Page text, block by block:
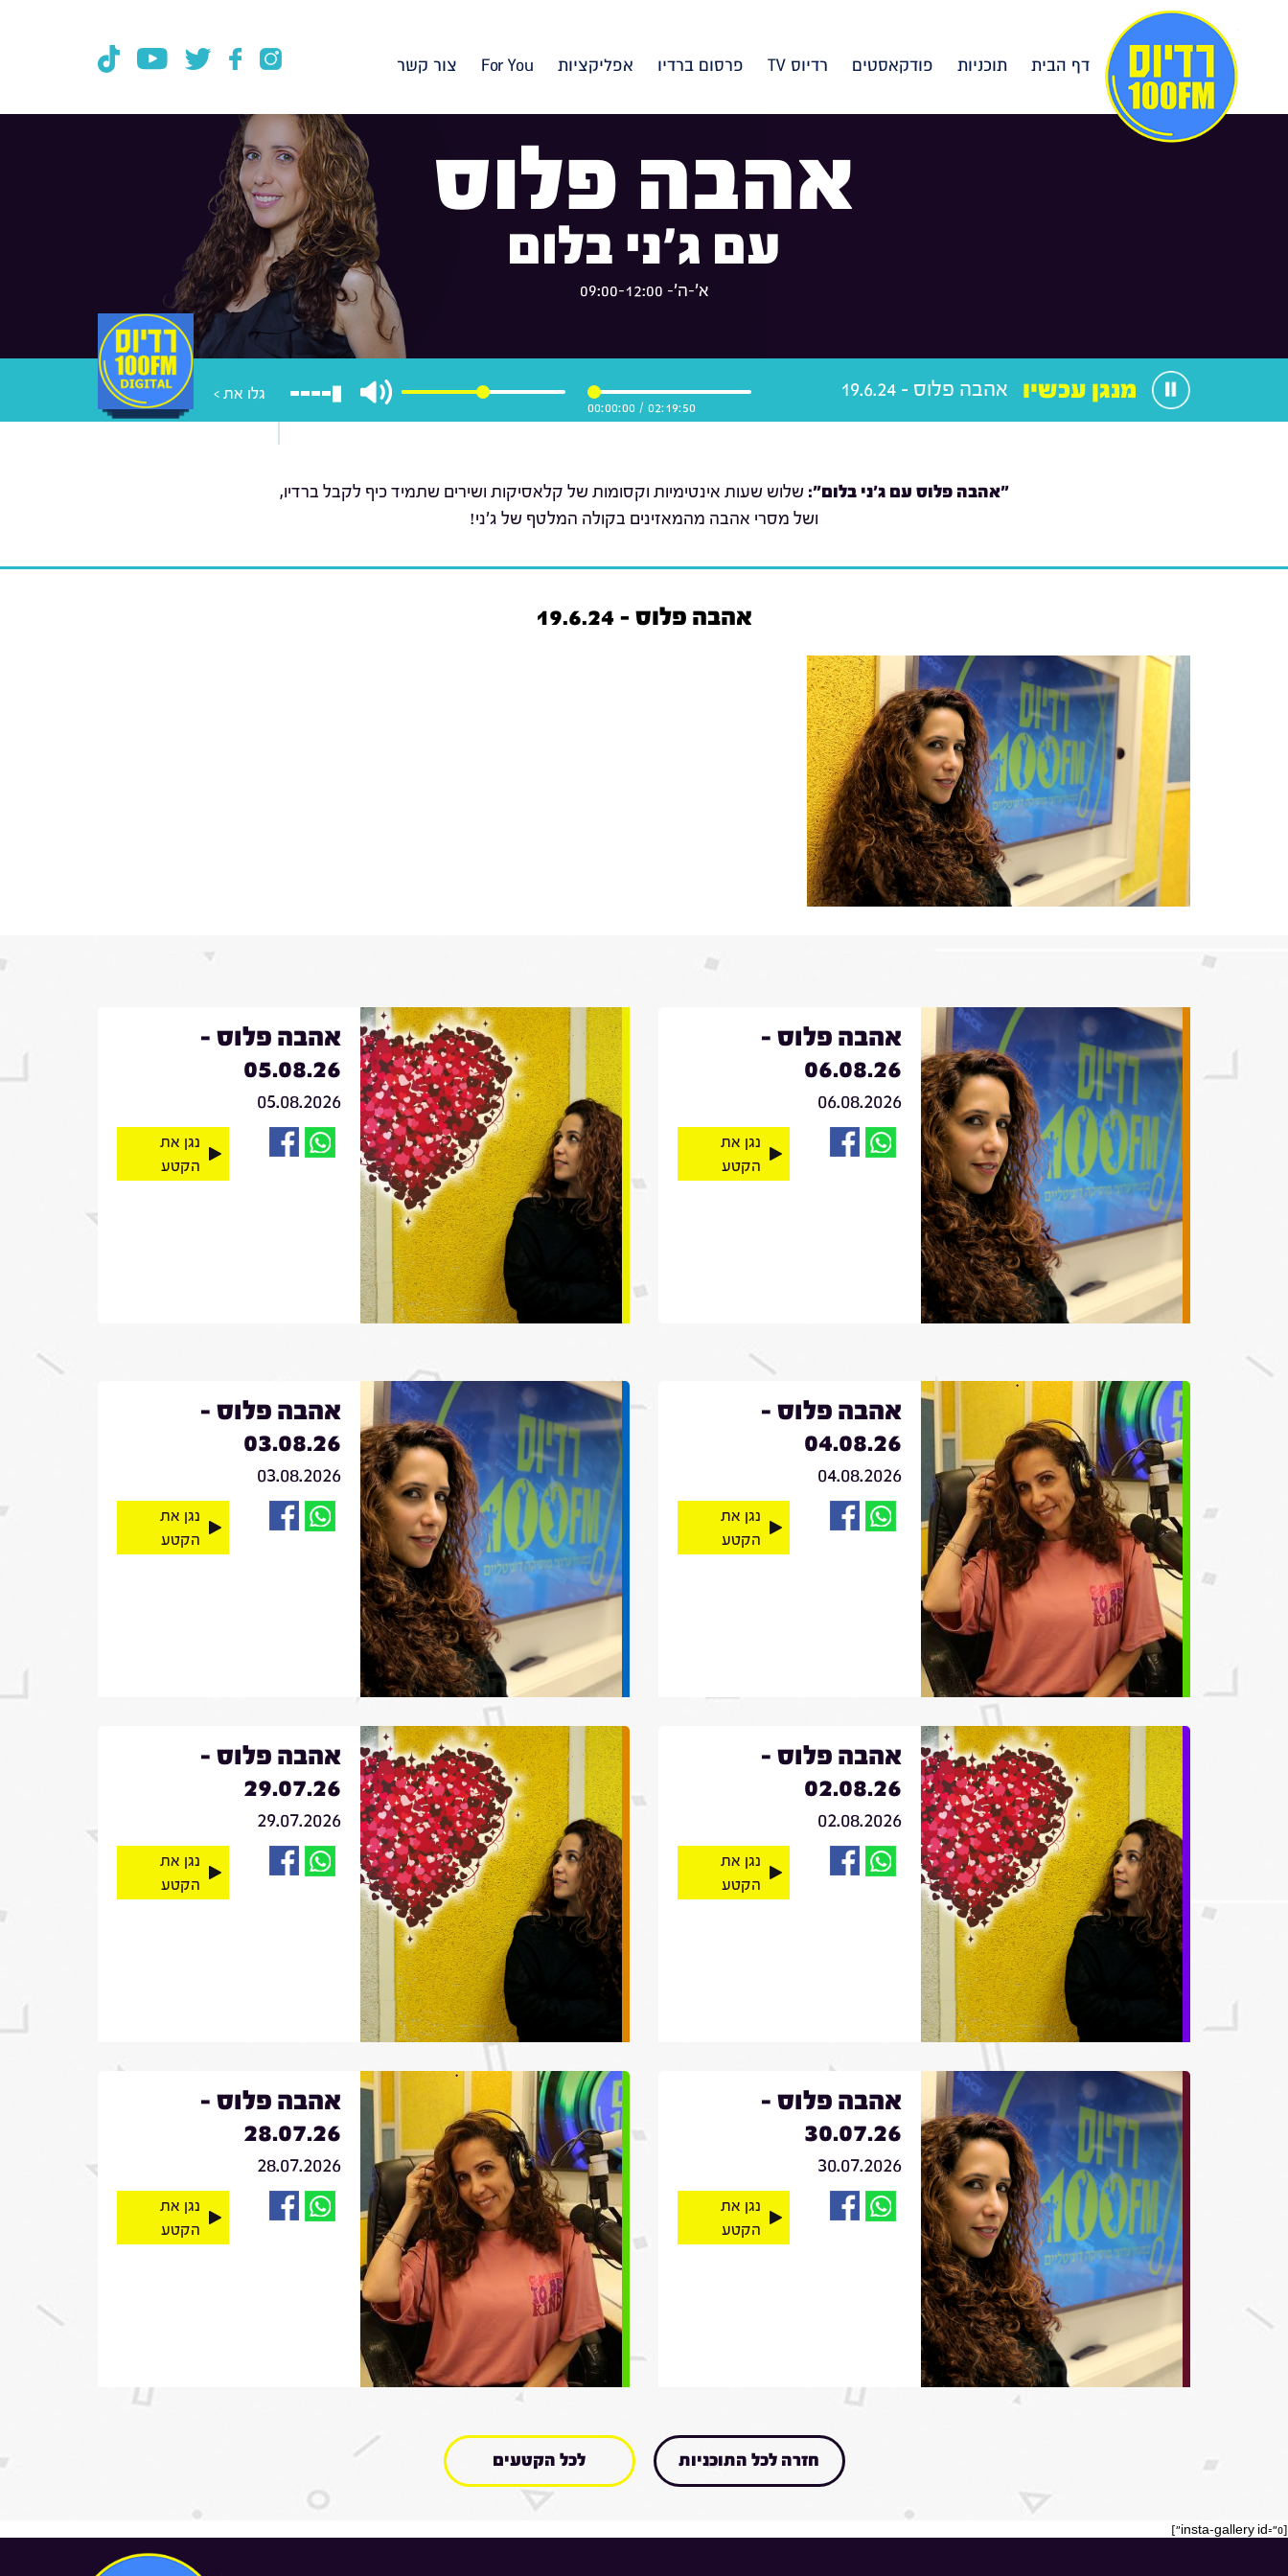
דף הבית תוכניות פודקאסטים רדיוס TV פרסום ברדיו אפליקציות For You צור קשר
אהבה פלוס
עם ג'ני בלום
א'-ה'- 09:00-12:00
גלו את >
02:19:50
/
00:00:00
מנגן עכשיו אהבה פלוס - 19.6.24
"אהבה פלוס עם ג'ני בלום": שלוש שעות אינטימיות וקסומות של קלאסיקות ושירים שתמיד כיף לקבל ברדיו,
ושל מסרי אהבה מהמאזינים בקולה המלטף של ג'ני!
אהבה פלוס - 19.6.24
אהבה פלוס -
06.08.26
06.08.2026
נגן את
הקטע
אהבה פלוס -
05.08.26
05.08.2026
נגן את
הקטע
אהבה פלוס -
04.08.26
04.08.2026
נגן את
הקטע
אהבה פלוס -
03.08.26
03.08.2026
נגן את
הקטע
אהבה פלוס -
02.08.26
02.08.2026
נגן את
הקטע
אהבה פלוס -
29.07.26
29.07.2026
נגן את
הקטע
אהבה פלוס -
30.07.26
30.07.2026
נגן את
הקטע
אהבה פלוס -
28.07.26
28.07.2026
נגן את
הקטע
חזרה לכל התוכניות לכל הקטעים
[insta-gallery id="0"]